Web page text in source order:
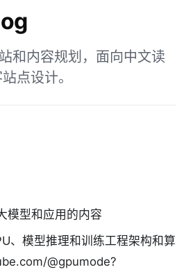
和内容规划，面向中文读
点设计。
模型和应用的内容
、模型推理和训练工程架构和算
@gpumode?